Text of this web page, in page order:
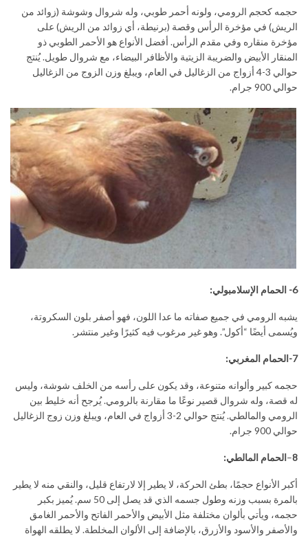
حجمه كحجم الرومي، ولونه أحمر طوبي، وله شروال وشوشة (زوائد من
الريش) في مؤخرة الرأس وقصة (برنيطة، أي زوائد من الريش) على
مؤخرة منقاره وفي مقدم الرأس. أفضل الأنواع هو الأحمر الطوبي ذو
المنقار الأبيض والضريبة الزيتية والأظافر البيضاء، مع شروال طويل. يُنتج
حوالي 3-4 أزواج من الزغاليل في العام، ويبلغ وزن الزوج من الزغاليل
حوالي 900 جرام.
6- الحمام الإسلامبولي:
يشبه الرومي في جميع صفاته ما عدا اللون، فهو أصفر بلون السكروتة،
ويُسمى أيضًا “أكول”. وهو غير مرغوب فيه كثيرًا وغير منتشر.
7-الحمام المغربي:
حجمه كبير وألوانه متنوعة، وقد يكون على رأسه من الخلف شوشة، وليس
له قصة، وله شروال قصير نوعًا ما مقارنة بالرومي. يُرجح أنه خليط بين
الرومي والمالطي. يُنتج حوالي 2-3 أزواج في العام، ويبلغ وزن زوج الزغاليل
حوالي 900 جرام.
8
–الحمام المالطي:
أكبر الأنواع حجمًا، بطئ الحركة، لا يطير إلا لارتفاع قليل، والنقي منه لا يطير
بالمرة بسبب وزنه وطول جسمه الذي قد يصل إلى 50 سم. يُميز بكبر
حجمه، ويأتي بألوان مختلفة مثل الأبيض والأحمر الفاتح والأحمر الغامق
والأصفر والأسود والأزرق، بالإضافة إلى الألوان المخلطة. لا يطلقه الهواة